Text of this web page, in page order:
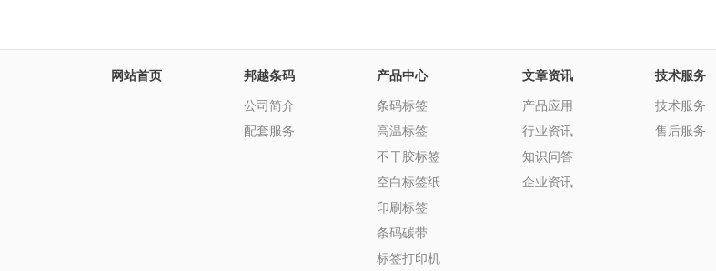
网站首页 邦越条码
公司简介
配套服务
产品中心
条码标签
高温标签
不干胶标签
空白标签纸
印刷标签
条码碳带
标签打印机
文章资讯
产品应用
行业资讯
知识问答
企业资讯
技术服务
技术服务
售后服务